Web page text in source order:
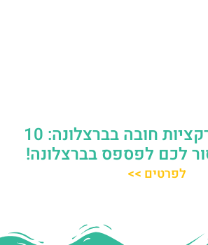
אתרים ואטרקציות חובה בברצלונה: 10
לכם לפספס בברצלונה!
לפרטים >>